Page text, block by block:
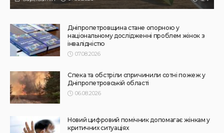
Синергія влади та служб: яка підтримка потрібна
Superadmin 31.07.2026